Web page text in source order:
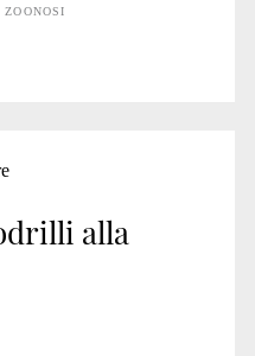
ZOONOSI
alla